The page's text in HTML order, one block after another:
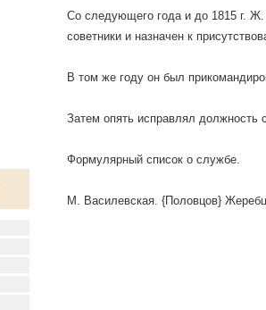
Со следующего года и до 1815 г. Ж.
советники и назначен к
В том же году он был
Затем опять исправлял должность
Формулярный список о службе.
М. Василевская. {Половцов}